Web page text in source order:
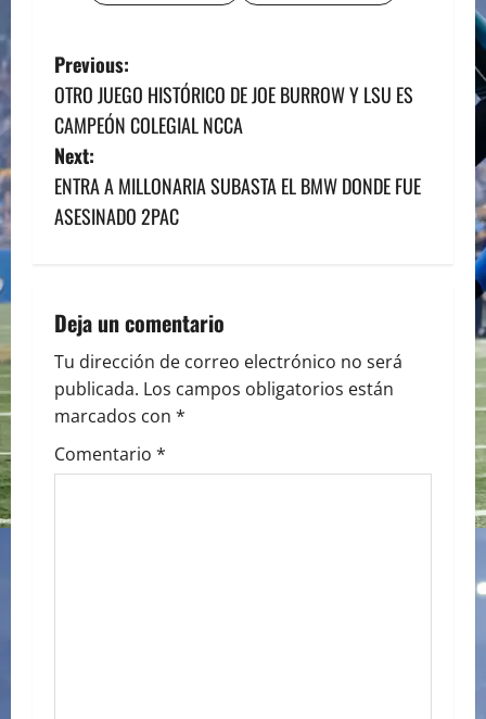
P
o
s
t
v
i
g
a
Previous:
OTRO JUEGO HISTÓRICO DE JOE BURROW Y LSU ES
CAMPEÓN COLEGIAL NCCA
Next:
ENTRA A MILLONARIA SUBASTA EL BMW DONDE FUE
ASESINADO 2PAC
Deja un comentario
Tu dirección de correo electrónico no será
publicada. Los campos obligatorios están
marcados con *
Comentario *